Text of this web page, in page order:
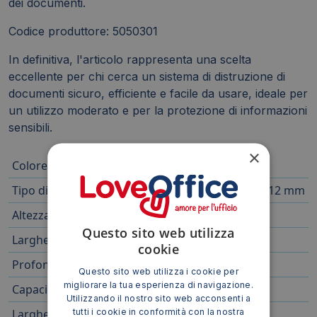
Codice produttore: 5050301
In definitiva, l'articolo rappresenta una scelta
eccellente per chi cerca un sistema di distruzione di
documenti sicuro, efficiente e facile da usare, ideale per
un utilizzo moderato e per la protezione di informazioni
sensibili.
Colore:
Tipo di taglio:
micro frammenti 2x12 mm
Altezza (mm):
533,0
Larghezza (mm):
362,0
Profondità (mm):
296,0
Capacità cestino (l):
23,0
×
Questo sito web utilizza
cookie
Questo sito web utilizza i cookie per
migliorare la tua esperienza di navigazione.
Utilizzando il nostro sito web acconsenti a
tutti i cookie in conformità con la nostra